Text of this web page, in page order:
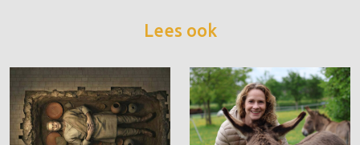
Lees ook